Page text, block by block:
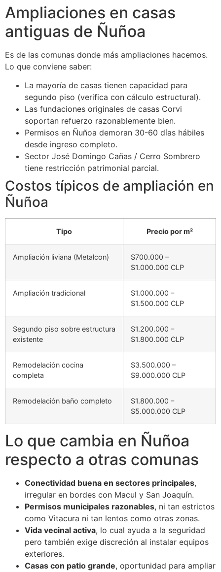
Ampliaciones en casas
antiguas de Ñuñoa
Es de las comunas donde más ampliaciones hacemos.
Lo que conviene saber:
La mayoría de casas tienen capacidad para
segundo piso (verifica con cálculo estructural).
Las fundaciones originales de casas Corvi
soportan refuerzo razonablemente bien.
Permisos en Ñuñoa demoran 30-60 días hábiles
desde ingreso completo.
Sector José Domingo Cañas / Cerro Sombrero
tiene restricción patrimonial parcial.
Costos típicos de ampliación en
Ñuñoa
Tipo Precio por m²
Ampliación liviana (Metalcon)
$700.000 –
$1.000.000 CLP
Ampliación tradicional
$1.000.000 –
$1.500.000 CLP
Segundo piso sobre estructura
existente
$1.200.000 –
$1.800.000 CLP
Remodelación cocina
completa
$3.500.000 –
$9.000.000 CLP
Remodelación baño completo
$1.800.000 –
$5.000.000 CLP
Lo que cambia en Ñuñoa
respecto a otras comunas
Conectividad buena en sectores principales,
irregular en bordes con Macul y San Joaquín.
Permisos municipales razonables, ni tan estrictos
como Vitacura ni tan lentos como otras zonas.
Vida vecinal activa, lo cual ayuda a la seguridad
pero también exige discreción al instalar equipos
exteriores.
Casas con patio grande, oportunidad para ampliar